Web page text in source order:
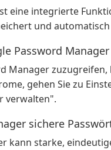
eine integrierte
und
Password
Manager
gehen Sie zu
verwalten".
sichere
kann starke,